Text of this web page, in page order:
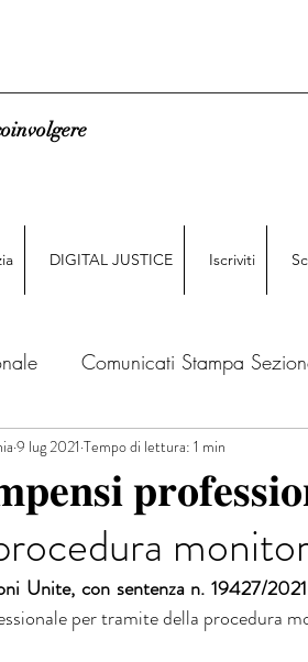
DIGITAL JUSTICE Iscriviti
Comunicati Stampa
Giurisprudenza Dicono di noi
9 lug 2021 Tempo di lettura: 1 min
Unite, con sentenza n. 19427/2021
per tramite della procedura